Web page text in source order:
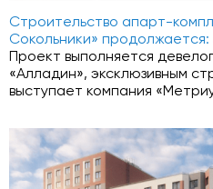
Строительство апарт-
Сокольники»
Проект выполняется
«Алладин», эксклюзивным
выступает компания